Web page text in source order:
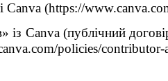
Canva (https://
із Canva (публічний
policies/